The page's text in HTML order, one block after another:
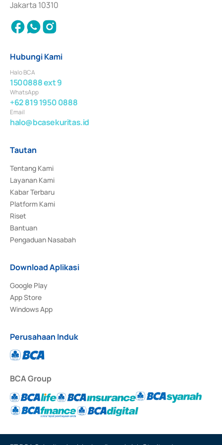
Jakarta 10310
Hubungi Kami
Halo BCA
1500888 ext 9
WhatsApp
+62 819 1950 0888
Email
halo@bcasekuritas.id
Tautan
Tentang Kami
Layanan Kami
Kabar Terbaru
Platform Kami
Riset
Bantuan
Pengaduan Nasabah
Download Aplikasi
Google Play
App Store
Windows App
Perusahaan Induk
BCA Group